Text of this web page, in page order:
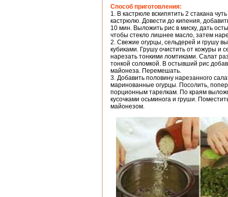
Способ приготовления:
1. В кастрюле вскипятить 2 стакана
кастрюлю. Довести до кипения,
10 мин. Выложить рис в миску, дать
чтобы стекло лишнее масло, затем
2. Свежие огурцы, сельдерей и грушу
кубиками. Грушу очистить от кожуры и
нарезать тонкими ломтиками. Салат
тонкой соломкой. В остывший рис
майонеза. Перемешать.
3. Добавить половину нарезанного
маринованные огурцы. Посолить,
порционным тарелкам. По краям
кусочками осьминога и груши.
майонезом.